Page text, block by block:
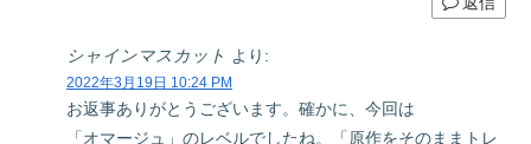
シャインマスカット より:
2022年3月19日 10:24 PM
お返事ありがとうございます。確かに、今回は
「オマージュ」のレベルでしたね。「原作をそのままトレ